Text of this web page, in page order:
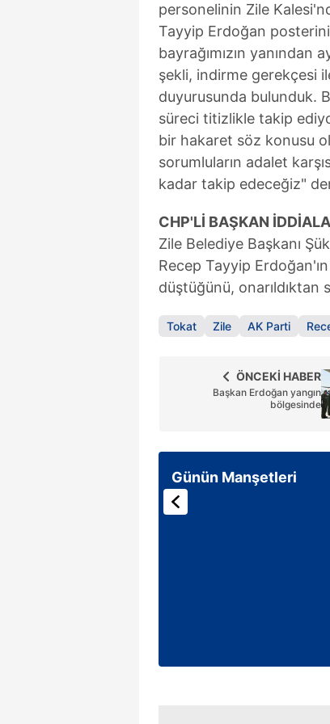
mevzuata uygun olarak
personelinin Zile
Tayyip Erdoğan
bayrağımızın yanından
şekli, indirme gerekçesi
duyurusunda bulunduk.
süreci titizlikle takip
bir hakaret söz konusu
sorumluların adalet
kadar takip edeceğiz"
CHP'Lİ BAŞKAN
Zile Belediye Başkanı
Recep Tayyip
düştüğünü, onarıldıktan
Tokat Zile AK Parti
ÖNCEKİ HABER
Başkan Erdoğan yangın
bölgesinde
Günün Manşetleri